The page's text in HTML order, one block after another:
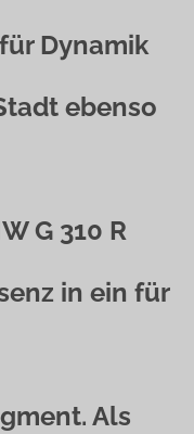
Dynamik
ebenso
G 310 R
in ein für
Als